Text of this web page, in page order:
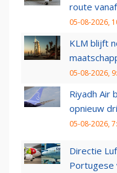
route
05-08-2026,
KLM blijft
05-08-2026,
Riyadh Air
opnieuw
05-08-2026,
Directie
Portugese